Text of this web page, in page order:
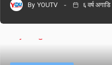
By YOUTV ६ वर्ष अगाडि